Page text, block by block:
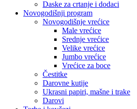
Daske za crtanje i dodaci
Novogodišnji program
Novogodišnje vrećice
Male vrećice
Srednje vrećice
Velike vrećice
Jumbo vrećice
Vrećice za boce
Čestitke
Darovne kutije
Ukrasni papiri, mašne i trake
Darovi